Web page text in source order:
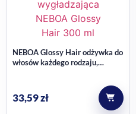
NEBOA Glossy Hair odżywka do
włosów każdego rodzaju,
33,59zł